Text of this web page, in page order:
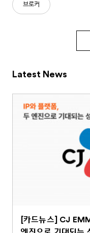
브로커
Latest News
[카드뉴스] CJ